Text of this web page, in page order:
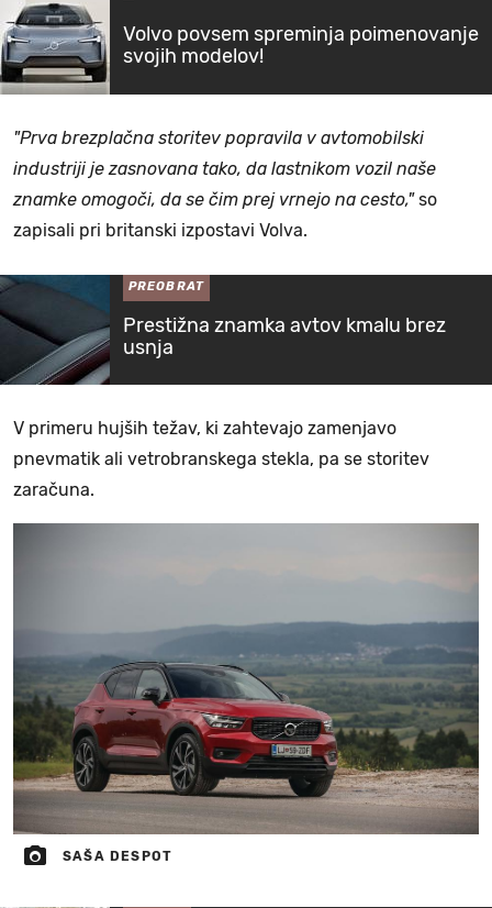
Volvo povsem spreminja poimenovanje
svojih modelov!
"Prva brezplačna storitev popravila v avtomobilski
industriji je zasnovana tako, da lastnikom vozil naše
znamke omogoči, da se čim prej vrnejo na cesto,"so
zapisali pri britanski izpostavi Volva.
PREOBRAT
Prestižna znamka avtov kmalu brez
usnja
V primeru hujših težav, ki zahtevajo zamenjavo
pnevmatik ali vetrobranskega stekla, pa se storitev
zaračuna.
SAŠA DESPOT